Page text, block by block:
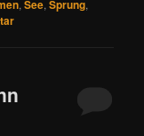
,See,Sprung,